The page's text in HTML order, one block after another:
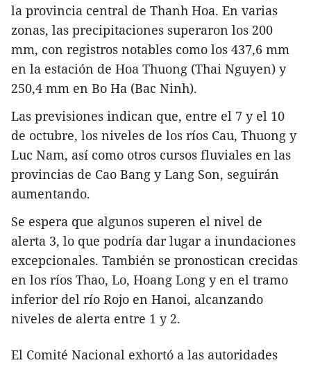
la provincia central de Thanh Hoa. En varias
zonas, las precipitaciones superaron los 200
mm, con registros notables como los 437,6 mm
en la estación de Hoa Thuong (Thai Nguyen) y
250,4 mm en Bo Ha (Bac Ninh).
Las previsiones indican que, entre el 7 y el 10
de octubre, los niveles de los ríos Cau, Thuong y
Luc Nam, así como otros cursos fluviales en las
provincias de Cao Bang y Lang Son, seguirán
aumentando.
Se espera que algunos superen el nivel de
alerta 3, lo que podría dar lugar a inundaciones
excepcionales. También se pronostican crecidas
en los ríos Thao, Lo, Hoang Long y en el tramo
inferior del río Rojo en Hanoi, alcanzando
niveles de alerta entre 1 y 2.
El Comité Nacional exhortó a las autoridades